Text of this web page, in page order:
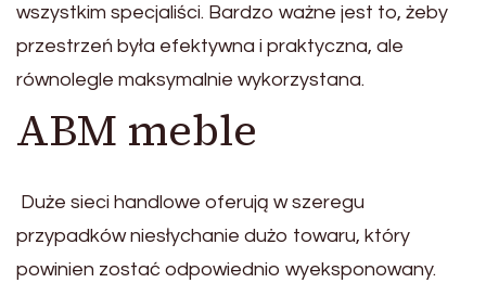
wszystkim specjaliści. Bardzo ważne jest to, żeby
przestrzeń była efektywna i praktyczna, ale
równolegle maksymalnie wykorzystana.
ABM meble
Duże sieci handlowe oferują w szeregu
przypadków niesłychanie dużo towaru, który
powinien zostać odpowiednio wyeksponowany.